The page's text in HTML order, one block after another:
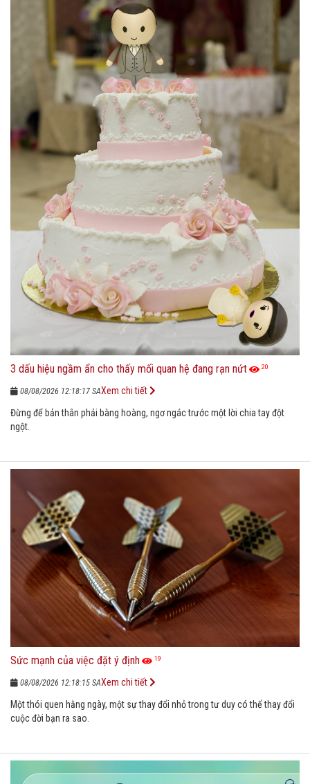
3 dấu hiệu ngầm ẩn cho thấy mối quan hệ đang rạn nứt 20
08/08/2026 12:18:17 SA
Đừng để bản thân phải bàng hoàng, ngơ ngác trước một lời chia tay đột
ngột.
Xem chi tiết
Sức mạnh của việc đặt ý định 19
08/08/2026 12:18:15 SA
Một thói quen hằng ngày, một sự thay đổi nhỏ trong tư duy có thể thay đổi
cuộc đời bạn ra sao.
Xem chi tiết